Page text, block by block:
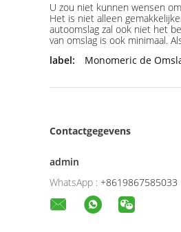
U zou niet kunnen wensen
Het is niet alleen
autoomslag zal ook niet het
van omslag is ook minimaal.
label:
Monomeric de
Contactgegevens
admin
WhatsApp : +8619867585033